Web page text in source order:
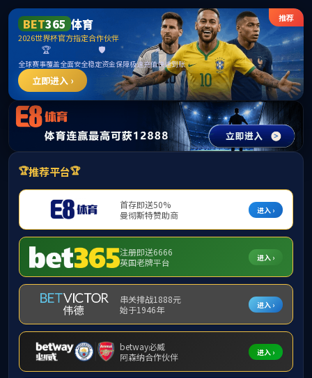
PA电子(中国区)官方网站
通知公告
通知公告
当前位置：首页>通知公告> 正文
因公临时出国（境）团组信息公示表
发布时间：2026-04-04 作者：鲍老师